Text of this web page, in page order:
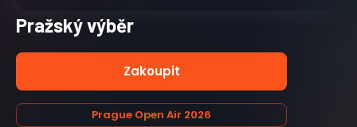
Pražský výběr
Zakoupit
Prague Open Air 2026